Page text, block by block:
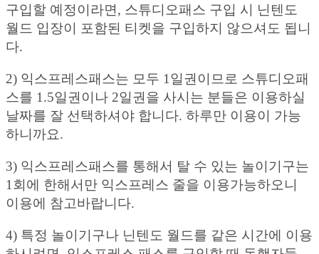
구입할 예정이라면, 스튜디오패스 구입 시 닌텐도
월드 입장이 포함된 티켓을 구입하지 않으셔도 됩니
다.
2) 익스프레스패스는 모두 1일권이므로 스튜디오패
스를 1.5일권이나 2일권을 사시는 분들은 이용하실
날짜를 잘 선택하셔야 합니다. 하루만 이용이 가능
하니까요.
3) 익스프레스패스를 통해서 탈 수 있는 놀이기구는
1회에 한해서만 익스프레스 줄을 이용가능하오니
이용에 참고바랍니다.
4) 특정 놀이기구나 닌텐도 월드를 같은 시간에 이용